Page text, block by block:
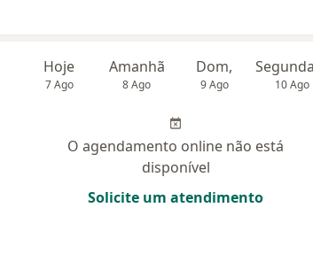
Hoje
7 Ago
Amanhã
8 Ago
Dom,
9 Ago 10 Ago
O agendamento online não está
disponível
Solicite um atendimento